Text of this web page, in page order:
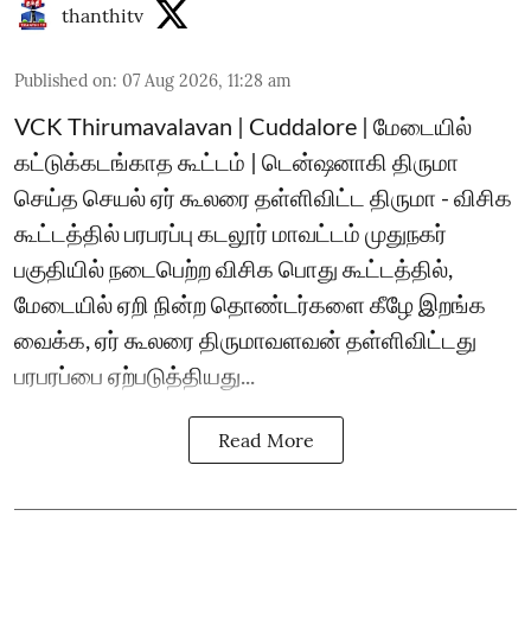
thanthitv
Published on: 07 Aug 2026, 11:28 am
VCK Thirumavalavan | Cuddalore | மேடையில்
கட்டுக்கடங்காத கூட்டம் | டென்ஷனாகி திருமா
செய்த செயல் ஏர் கூலரை தள்ளிவிட்ட திருமா - விசிக
கூட்டத்தில் பரபரப்பு கடலூர் மாவட்டம் முதுநகர்
பகுதியில் நடைபெற்ற விசிக பொது கூட்டத்தில்,
மேடையில் ஏறி நின்ற தொண்டர்களை கீழே இறங்க
வைக்க, ஏர் கூலரை திருமாவளவன் தள்ளிவிட்டது
பரபரப்பை ஏற்படுத்தியது...
Read More